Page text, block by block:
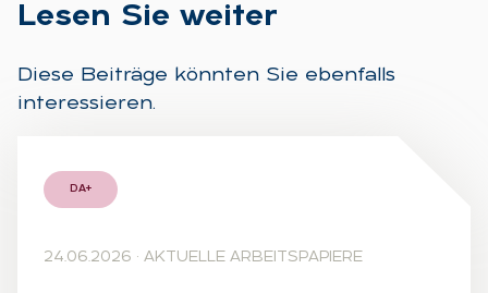
Le­sen Sie wei­ter
Diese Beiträge könnten Sie ebenfalls
interessieren.
DA+
24.06.2026 · AKTUELLE ARBEITSPAPIERE